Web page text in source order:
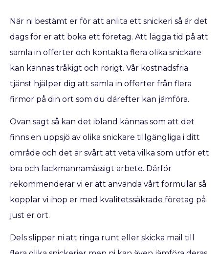
När ni bestämt er för att anlita ett snickeri så är det
dags för er att boka ett företag. Att lägga tid på att
samla in offerter och kontakta flera olika snickare
kan kännas tråkigt och rörigt. Vår kostnadsfria
tjänst hjälper dig att samla in offerter från flera
firmor på din ort som du därefter kan jämföra.
Ovan sagt så kan det ibland kännas som att det
finns en uppsjö av olika snickare tillgängliga i ditt
område och det är svårt att veta vilka som utför ett
bra och fackmannamässigt arbete. Därför
rekommenderar vi er att använda vårt formulär så
kopplar vi ihop er med kvalitetssäkrade företag på
just er ort.
Dels slipper ni att ringa runt eller skicka mail till